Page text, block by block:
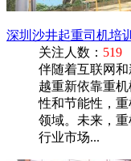
深圳沙井起重司机培
关注人数： 519
伴随着互联网
越重新依靠重
性和节能性，
领域。未来，
行业市场...